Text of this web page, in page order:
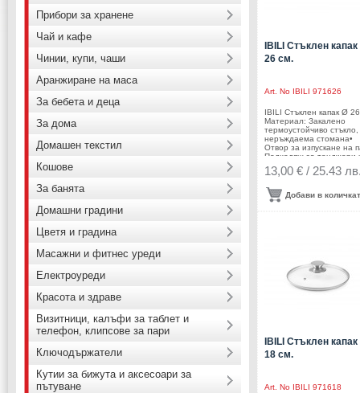
IBILI Стъклен
26 см.
Art. No IBILI 971626
IBILI Стъклен капак Ø
Материал: Закалено
термоустойчиво стъкло,
неръждаема стомана•
Отвор за изпускане на
Подходящ за тенджери
тигани с диаметър 26
Позволява наблюдение
готвене.• Намалява
на топлина•
13,00 € / 25.43
Добави в
IBILI Стъклен
18 см.
Art. No IBILI 971618
Прибори за хранене
Чай и кафе
Чинии, купи, чаши
Аранжиране на маса
За бебета и деца
За дома
Домашен текстил
Кошове
За банята
Домашни градини
Цветя и градина
Масажни и фитнес уреди
Електроуреди
Красота и здраве
Визитници, калъфи за таблет и
телефон, клипсове за пари
Ключодържатели
Кутии за бижута и аксесоари за
пътуване